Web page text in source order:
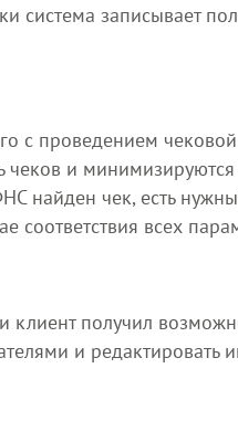
записывает
с проведением
чеков и
чек, есть
соответствия всех
получил
и